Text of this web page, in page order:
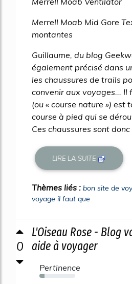
Merrell Moab Mid Gore
montantes
Guillaume, du blog
également précisé dans
les chaussures de trails
convenir aux voyages...
(ou « course nature ») est
course à pied qui se
Ces chaussures sont
LIRE LA SUITE
Thèmes liés : bon site de
voyage il faut que
0
L'Oiseau Rose - Blog
aide à voyager
Pertinence
14%